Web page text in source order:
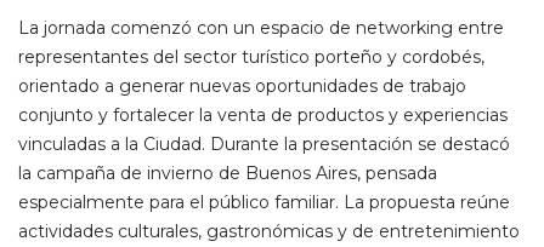
La jornada comenzó con un espacio de networking entre
representantes del sector turístico porteño y cordobés,
orientado a generar nuevas oportunidades de trabajo
conjunto y fortalecer la venta de productos y experiencias
vinculadas a la Ciudad. Durante la presentación se destacó
la campaña de invierno de Buenos Aires, pensada
especialmente para el público familiar. La propuesta reúne
actividades culturales, gastronómicas y de entretenimiento